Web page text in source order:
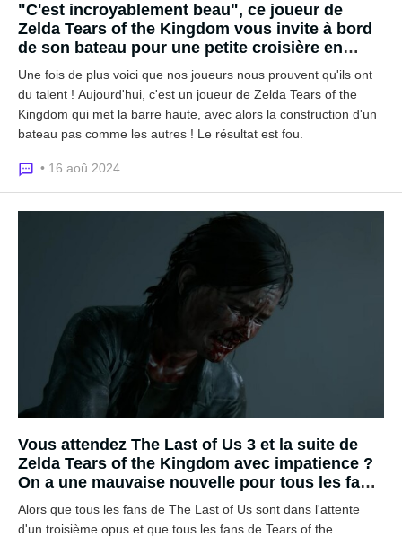
"C'est incroyablement beau", ce joueur de
Zelda Tears of the Kingdom vous invite à bord
de son bateau pour une petite croisière en
Hyrule
Une fois de plus voici que nos joueurs nous prouvent qu'ils ont
du talent ! Aujourd'hui, c'est un joueur de Zelda Tears of the
Kingdom qui met la barre haute, avec alors la construction d'un
bateau pas comme les autres ! Le résultat est fou.
• 16 aoû 2024
Vous attendez The Last of Us 3 et la suite de
Zelda Tears of the Kingdom avec impatience ?
On a une mauvaise nouvelle pour tous les fans
français...
Alors que tous les fans de The Last of Us sont dans l'attente
d'un troisième opus et que tous les fans de Tears of the